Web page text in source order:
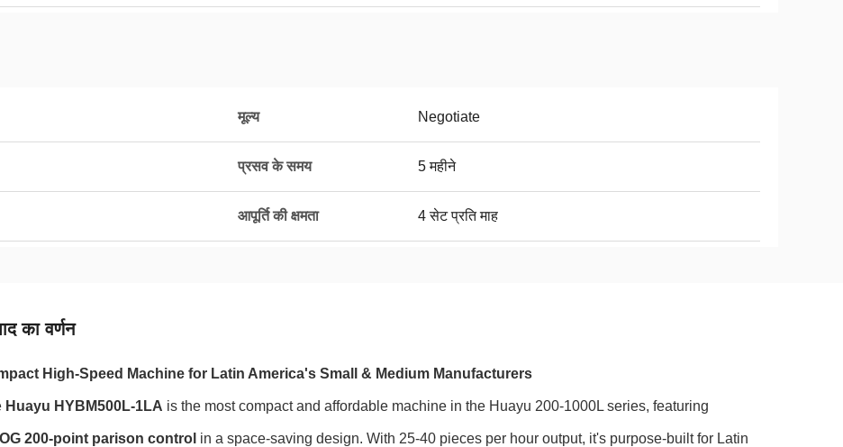
मूल्य Negotiate
प्रसव के समय 5 महीने
आपूर्ति की क्षमता 4 सेट प्रति माह
का वर्णन
High-Speed Machine for Latin America's Small & Medium Manufacturers
Huayu HYBM500L-1LA is the most compact and affordable machine in the Huayu 200-1000L series, featuring
200-point parison control in a space-saving design. With 25-40 pieces per hour output, it's purpose-built for Latin